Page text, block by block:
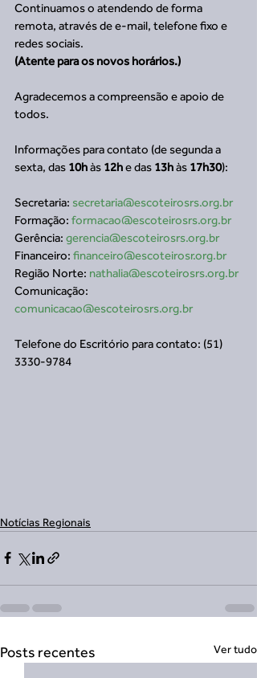
Continuamos o atendendo de forma
remota, através de e-mail, telefone fixo e
redes sociais.
(Atente para os novos horários.)
Agradecemos a compreensão e apoio de
todos.
Informações para contato (de segunda a
sexta, das 10h às 12h e das 13h às 17h30):
Secretaria: secretaria@escoteirosrs.org.br
Formação: formacao@escoteirosrs.org.br
Gerência: gerencia@escoteirosrs.org.br
Financeiro: financeiro@escoteirosr.org.br
Região Norte: nathalia@escoteirosrs.org.br
Comunicação:
comunicacao@escoteirosrs.org.br
Telefone do Escritório para contato: (51)
3330-9784
Notícias Regionais
Posts recentes Ver tudo